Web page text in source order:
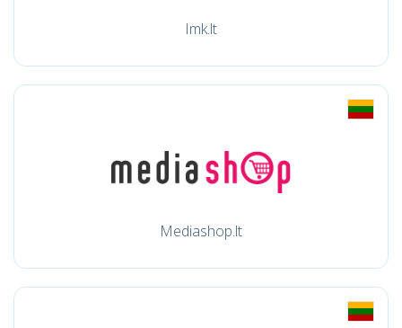
Imk.lt
Mediashop.lt